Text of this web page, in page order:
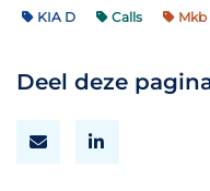
KIA D Calls Mkb
Deel deze